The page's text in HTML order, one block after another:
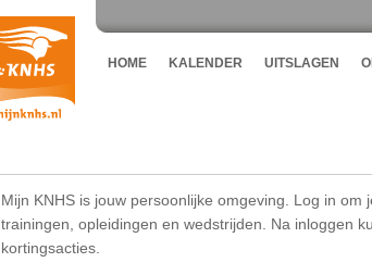
HOME KALENDER UITSLAGEN
Mijn KNHS is jouw persoonlijke omgeving. Log in
trainingen, opleidingen en wedstrijden. Na inloggen
kortingsacties.